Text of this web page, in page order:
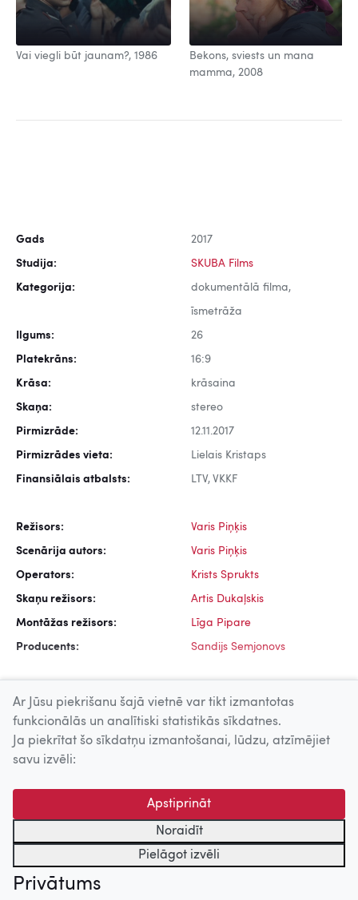
Vai viegli būt jaunam?, 1986
Bekons, sviests un mana
mamma, 2008
Gads 2017
Studija: SKUBA Films
Kategorija: dokumentālā filma,
īsmetrāža
Ilgums: 26
Platekrāns: 16:9
Krāsa: krāsaina
Skaņa: stereo
Pirmizrāde: 12.11.2017
Pirmizrādes vieta: Lielais Kristaps
Finansiālais atbalsts: LTV, VKKF
Režisors: Varis Piņķis
Scenārija autors: Varis Piņķis
Operators: Krists Sprukts
Skaņu režisors: Artis Dukaļskis
Montāžas režisors: Līga Pipare
Producents: Sandijs Semjonovs
Uz augšu
© 2026 Nacionālais Kino centrs, Kultūras informācijas sistēmu
centrs. Sadarbības partneris: Latvijas Valsts
kinofotofonodokumentu arhīvs.
Ar Jūsu piekrišanu šajā vietnē var tikt izmantotas
funkcionālās un analītiski statistikās sīkdatnes.
Ja piekrītat šo sīkdatņu izmantošanai, lūdzu, atzīmējiet
savu izvēli:
Apstiprināt
Noraidīt
Pielāgot izvēli
Privātums